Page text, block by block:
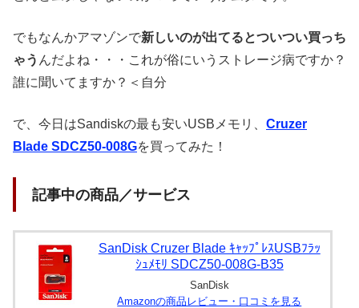
でもなんかアマゾンで新しいのが出てるとついつい買っち
ゃう んだよね・・・これが俗にいうストレージ病ですか？
誰に聞いてますか？＜自分
で、今日はSandiskの最も安いUSBメモリ、 Cruzer
Blade SDCZ50-008Gを買ってみた！
記事中の商品／サービス
SanDisk Cruzer Blade ｷｬｯﾌﾟﾚｽUSBﾌﾗｯ
ｼｭﾒﾓﾘ SDCZ50-008G-B35
SanDisk
Amazonの商品レビュー・口コミを見る